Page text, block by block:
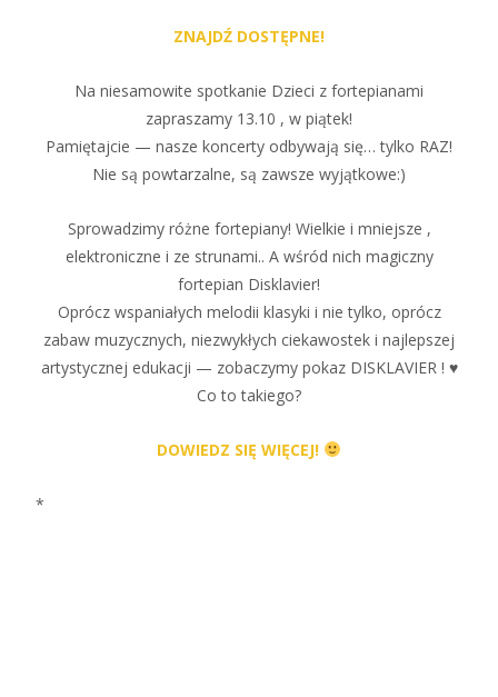
ZNAJDŹ DOSTĘPNE!
Na niesamowite spotkanie Dzieci z fortepianami
zapraszamy 13.10 , w piątek!
Pamiętajcie — nasze koncerty odbywają się… tylko RAZ!
Nie są powtarzalne, są zawsze wyjątkowe:)
Sprowadzimy różne fortepiany! Wielkie i mniejsze ,
elektroniczne i ze strunami.. A wśród nich magiczny
fortepian Disklavier!
Oprócz wspaniałych melodii klasyki i nie tylko, oprócz
zabaw muzycznych, niezwykłych ciekawostek i najlepszej
artystycznej edukacji — zobaczymy pokaz DISKLAVIER ! ♥
Co to takiego?
DOWIEDZ SIĘ WIĘCEJ!
*